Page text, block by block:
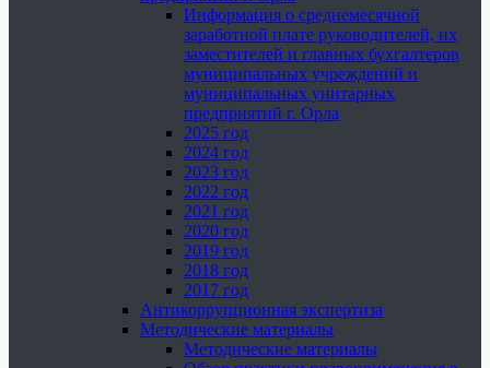
Информация о среднемесячной
заработной плате руководителей, их
заместителей и главных бухгалтеров
муниципальных учреждений и
муниципальных унитарных
предприятий г. Орла
2025 год
2024 год
2023 год
2022 год
2021 год
2020 год
2019 год
2018 год
2017 год
Антикоррупционная экспертиза
Методические материалы
Методические материалы